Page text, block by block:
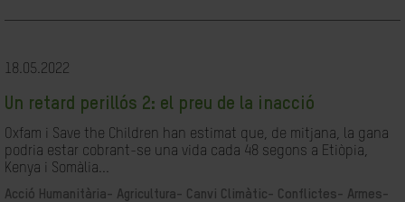
18.05.2022
Un retard perillós 2: el preu de la inacció
Oxfam i Save the Children han estimat que, de mitjana, la gana
podria estar cobrant-se una vida cada 48 segons a Etiòpia,
Kenya i Somàlia...
Acció Humanitària- Agricultura- Canvi Climàtic-
Conflictes- Armes-